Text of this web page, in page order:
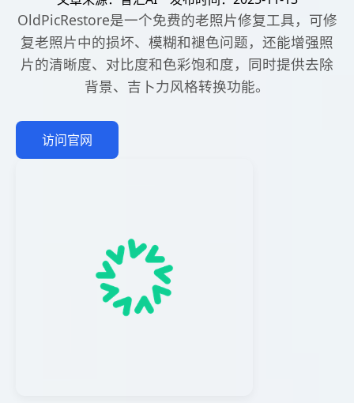
OldPicRestore是一个免费的老照片修复工具，可修
复老照片中的损坏、模糊和褪色问题，还能增强照
片的清晰度、对比度和色彩饱和度，同时提供去除
背景、吉卜力风格转换功能。
访问官网